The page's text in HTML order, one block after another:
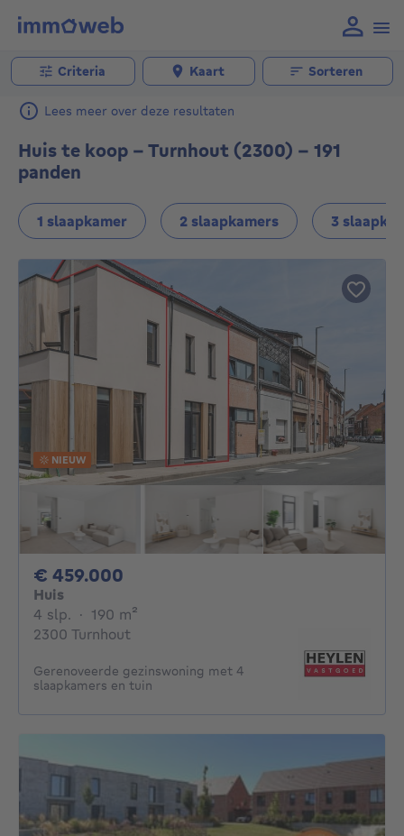
Criteria Kaart Sorteren
Lees meer over deze resultaten
Huis te koop - Turnhout (2300) - 191
panden
1 slaapkamer 2 slaapkamers 3
NIEUW
€ 459.000
Huis
4 slp. 4 slaapkamers
· 190 m²
2300 Turnhout
Gerenoveerde gezinswoning met 4
slaapkamers en tuin